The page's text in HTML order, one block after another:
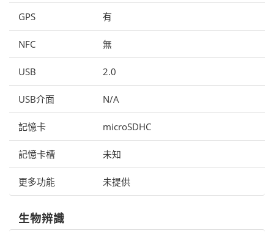
GPS 有
NFC 無
USB 2.0
USB介面 N/A
記憶卡 microSDHC
記憶卡槽 未知
更多功能 未提供
生物辨識